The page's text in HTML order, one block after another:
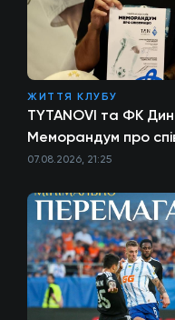
ЖИТТЯ КЛУБУ
TYTANOVI та ФК
Меморандум про
07.08.2026, 21:25